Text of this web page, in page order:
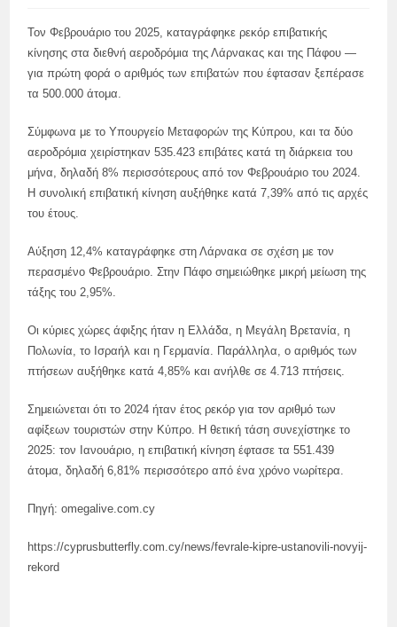
Τον Φεβρουάριο του 2025, καταγράφηκε ρεκόρ επιβατικής
κίνησης στα διεθνή αεροδρόμια της Λάρνακας και της Πάφου —
για πρώτη φορά ο αριθμός των επιβατών που έφτασαν ξεπέρασε
τα 500.000 άτομα.
Σύμφωνα με το Υπουργείο Μεταφορών της Κύπρου, και τα δύο
αεροδρόμια χειρίστηκαν 535.423 επιβάτες κατά τη διάρκεια του
μήνα, δηλαδή 8% περισσότερους από τον Φεβρουάριο του 2024.
Η συνολική επιβατική κίνηση αυξήθηκε κατά 7,39% από τις αρχές
του έτους.
Αύξηση 12,4% καταγράφηκε στη Λάρνακα σε σχέση με τον
περασμένο Φεβρουάριο. Στην Πάφο σημειώθηκε μικρή μείωση της
τάξης του 2,95%.
Οι κύριες χώρες άφιξης ήταν η Ελλάδα, η Μεγάλη Βρετανία, η
Πολωνία, το Ισραήλ και η Γερμανία. Παράλληλα, ο αριθμός των
πτήσεων αυξήθηκε κατά 4,85% και ανήλθε σε 4.713 πτήσεις.
Σημειώνεται ότι το 2024 ήταν έτος ρεκόρ για τον αριθμό των
αφίξεων τουριστών στην Κύπρο. Η θετική τάση συνεχίστηκε το
2025: τον Ιανουάριο, η επιβατική κίνηση έφτασε τα 551.439
άτομα, δηλαδή 6,81% περισσότερο από ένα χρόνο νωρίτερα.
Πηγή: omegalive.com.cy
https://cyprusbutterfly.com.cy/news/fevrale-kipre-ustanovili-novyij-
rekord